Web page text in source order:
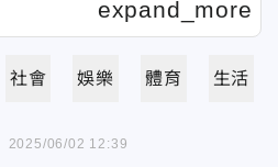
社會 娛樂 體育 生活
2025/06/02 12:39